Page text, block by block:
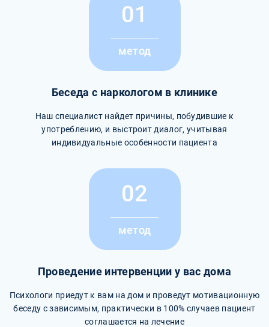
01
метод
Беседа с наркологом в клинике
Наш специалист найдет причины, побудившие к
употреблению, и выстроит диалог, учитывая
индивидуальные особенности пациента
02
метод
Проведение интервенции у вас дома
Психологи приедут к вам на дом и проведут мотивационную
беседу с зависимым, практически в 100% случаев пациент
соглашается на лечение